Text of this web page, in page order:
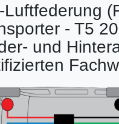
Luftfederung
- T5
und